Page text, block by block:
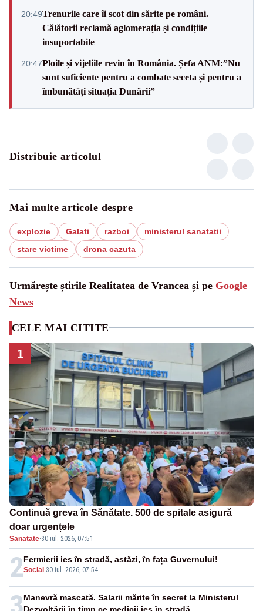
20:49Trenurile care îi scot din sărite pe români.
Călătorii reclamă aglomerația și condițiile
insuportabile
20:47Ploile și vijeliile revin în România. Șefa ANM:”Nu
sunt suficiente pentru a combate seceta și pentru a
îmbunătăți situația Dunării”
Distribuie articolul
Mai multe articole despre
explozie Galati razboi
ministerul sanatatii
stare victime
drona cazuta
Urmărește știrile Realitatea de Vrancea și pe Google
News
CELE MAI CITITE
1
Continuă greva în Sănătate. 500 de spitale asigură
doar urgențele
Sanatate·30 iul. 2026, 07:51
2Social -30 iul. 2026, 07:54
Fermierii ies în stradă, astăzi, în fața Guvernului!
Manevră mascată. Salarii mărite în secret la Ministerul